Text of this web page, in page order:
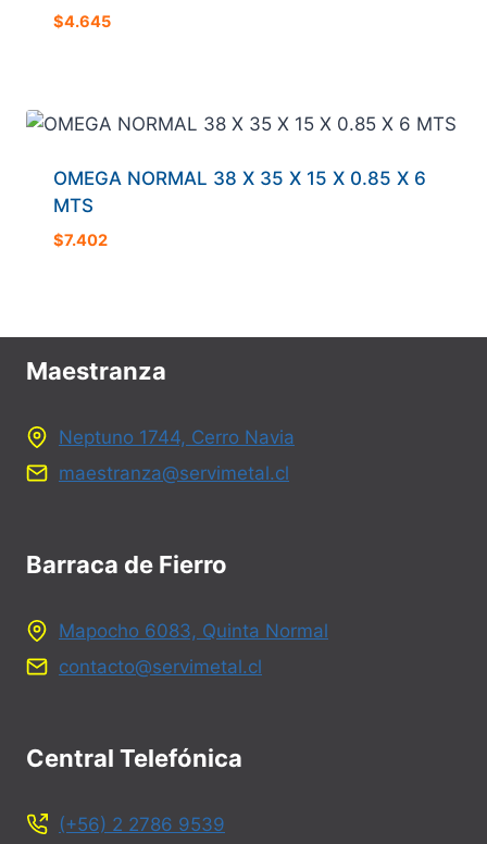
$4.645
OMEGA NORMAL 38 X 35 X 15 X 0.85 X 6
MTS
$7.402
Maestranza
Neptuno 1744, Cerro Navia
maestranza@servimetal.cl
Barraca de Fierro
Mapocho 6083, Quinta Normal
contacto@servimetal.cl
Central Telefónica
(+56) 2 2786 9539